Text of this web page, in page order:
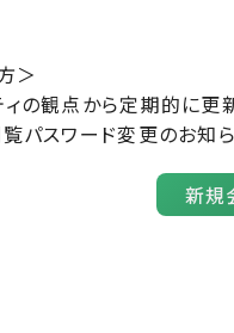
＞
の観点から定期的に更
パスワード変更のお知
新規